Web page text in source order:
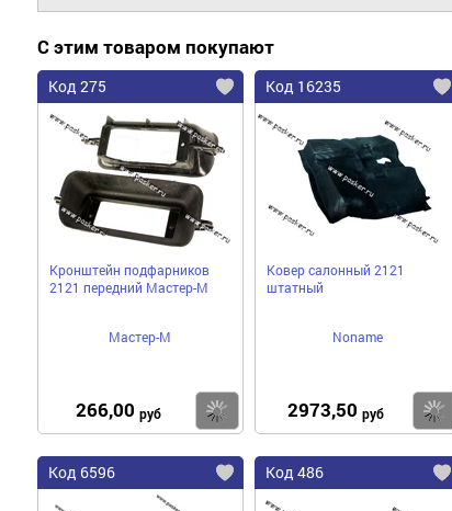
С этим товаром покупают
Код 275
Кронштейн подфарников
2121 передний Мастер-М
Мастер-М
266,00 руб Купить
Код 16235
Ковер салонный 2121
штатный
Noname
2973,50 руб
Код 6596 Код 486